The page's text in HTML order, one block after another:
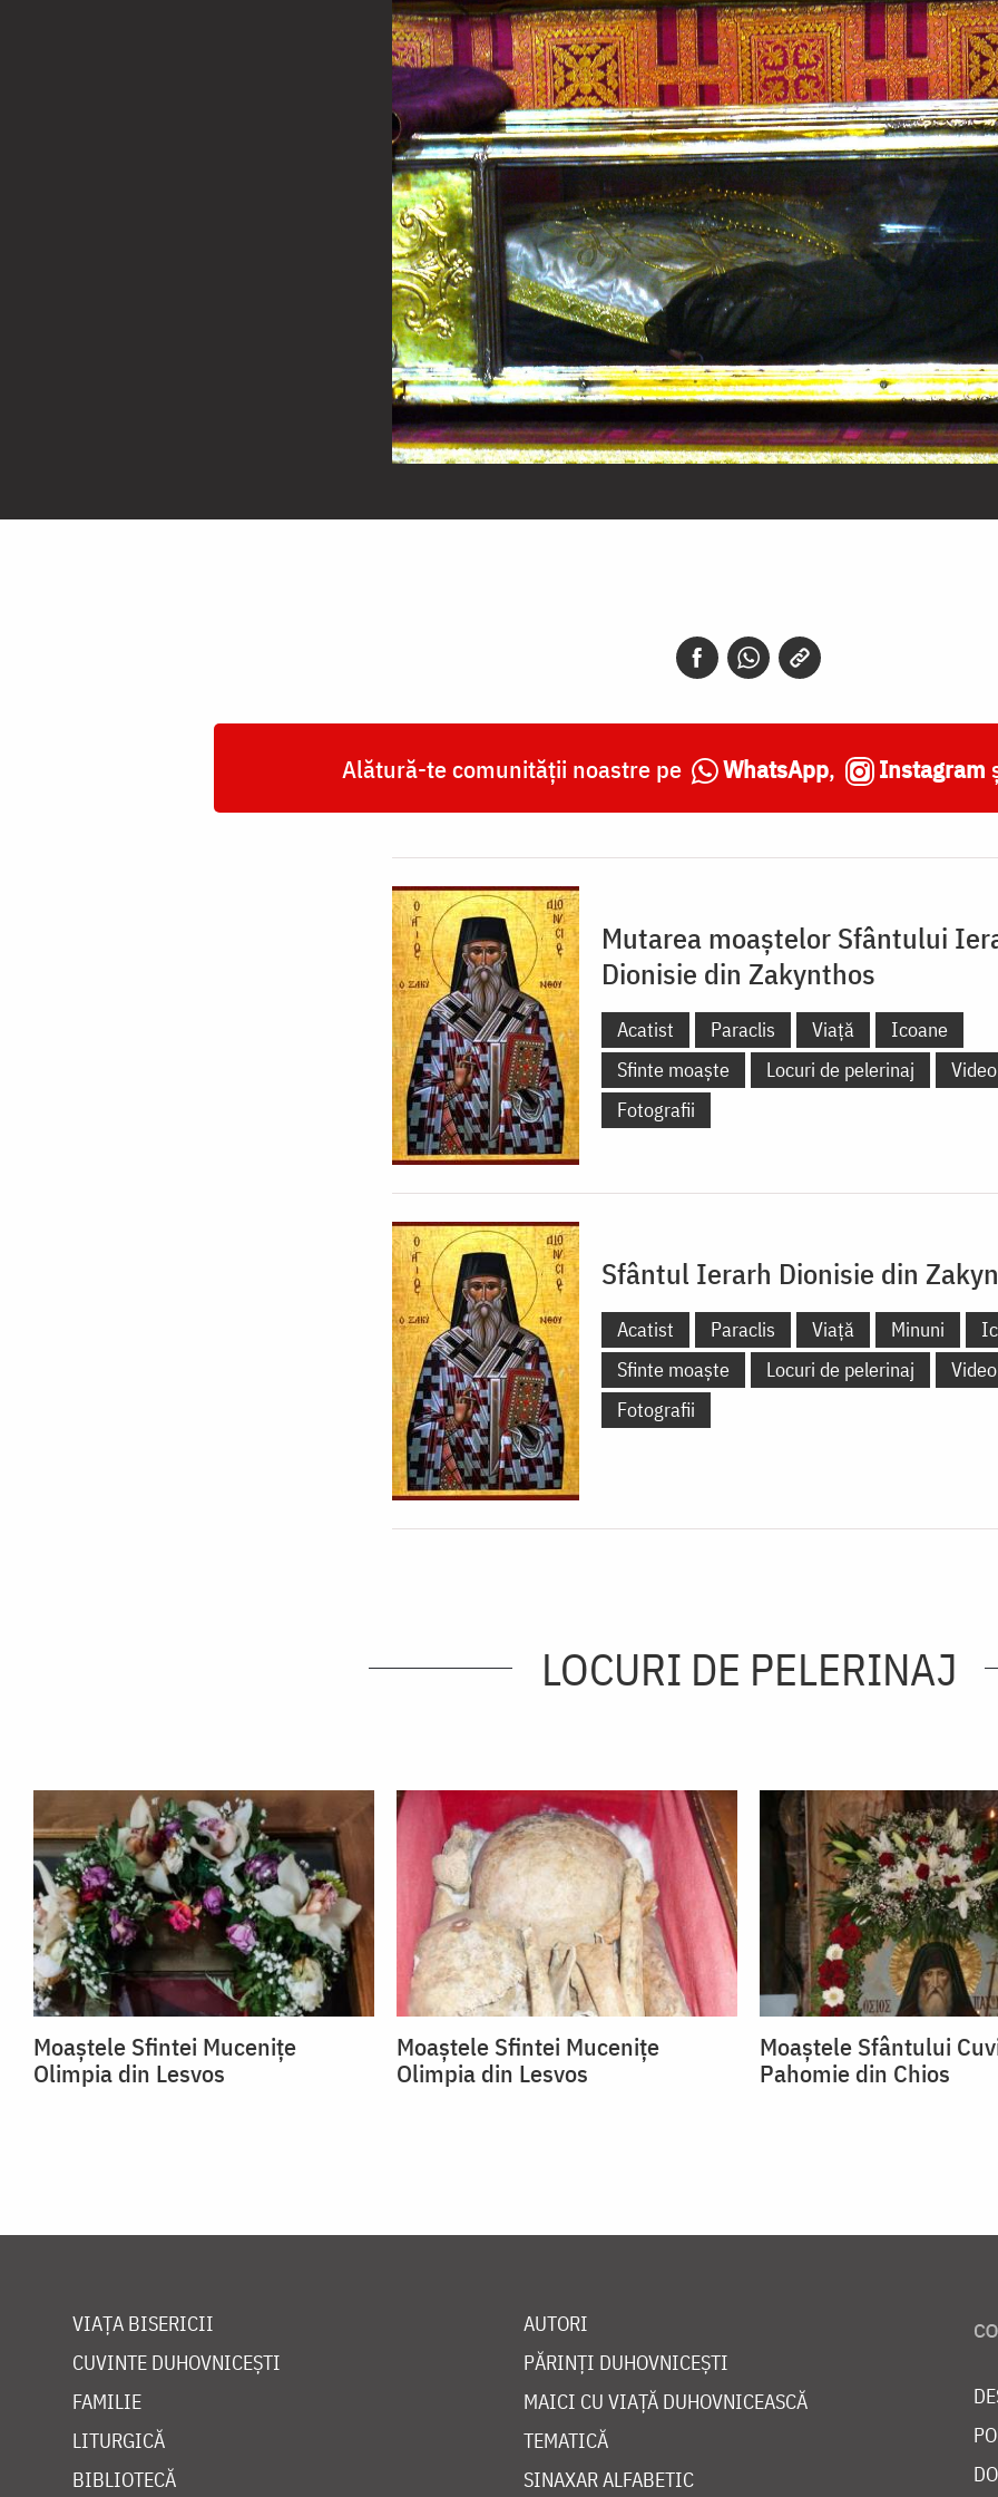
Sfântului
Alătură-te comunității noastre pe WhatsApp, Instagram
Mutarea moaștelor Sfântului
Dionisie din Zakynthos
Acatist Paraclis Viață
Icoane
Sfinte moaște
Locuri de pelerinaj
Video
Fotografii
Sfântul Ierarh Dionisie din
Acatist Paraclis Viață Minuni
Sfinte moaște
Locuri de pelerinaj
Video
Fotografii
LOCURI DE PELERINAJ
Moaștele Sfintei Mucenițe
Olimpia din Lesvos
Moaștele Sfintei Mucenițe
Olimpia din Lesvos
Moaștele Sfântului
Pahomie din Chios
VIAȚA BISERICII
CUVINTE DUHOVNICEȘTI
FAMILIE
LITURGICĂ
BIBLIOTECĂ
AUTORI
PĂRINȚI DUHOVNICEȘTI
MAICI CU VIAȚĂ DUHOVNICEASCĂ
TEMATICĂ
SINAXAR ALFABETIC